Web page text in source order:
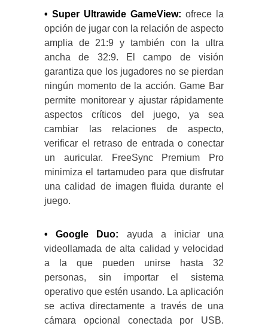
• Super Ultrawide GameView: ofrece la
opción de jugar con la relación de aspecto
amplia de 21:9 y también con la ultra
ancha de 32:9. El campo de visión
garantiza que los jugadores no se pierdan
ningún momento de la acción. Game Bar
permite monitorear y ajustar rápidamente
aspectos críticos del juego, ya sea
cambiar las relaciones de aspecto,
verificar el retraso de entrada o conectar
un auricular. FreeSync Premium Pro
minimiza el tartamudeo para que disfrutar
una calidad de imagen fluida durante el
juego.
• Google Duo: ayuda a iniciar una
videollamada de alta calidad y velocidad
a la que pueden unirse hasta 32
personas, sin importar el sistema
operativo que estén usando. La aplicación
se activa directamente a través de una
cámara opcional conectada por USB.